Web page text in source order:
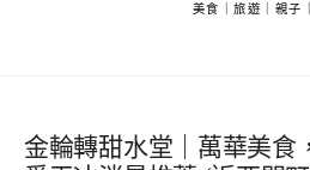
美食｜旅遊｜親子
金輪轉甜水堂｜萬華美食